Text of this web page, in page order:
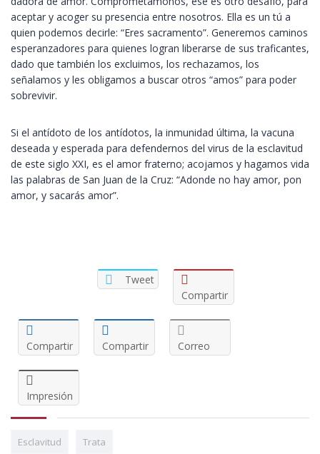
aceptar y acoger su presencia entre nosotros. Ella es un tú a
quien podemos decirle: “Eres sacramento”. Generemos caminos
esperanzadores para quienes logran liberarse de sus traficantes,
dado que también los excluimos, los rechazamos, los
señalamos y les obligamos a buscar otros “amos” para poder
sobrevivir.
Si el antídoto de los antídotos, la inmunidad última, la vacuna
deseada y esperada para defendernos del virus de la esclavitud
de este siglo XXI, es el amor fraterno; acojamos y hagamos vida
las palabras de San Juan de la Cruz: “Adonde no hay amor, pon
amor, y sacarás amor”.
Tweet
Compartir
Compartir Compartir Correo
Impresión
Esclavitud Trata